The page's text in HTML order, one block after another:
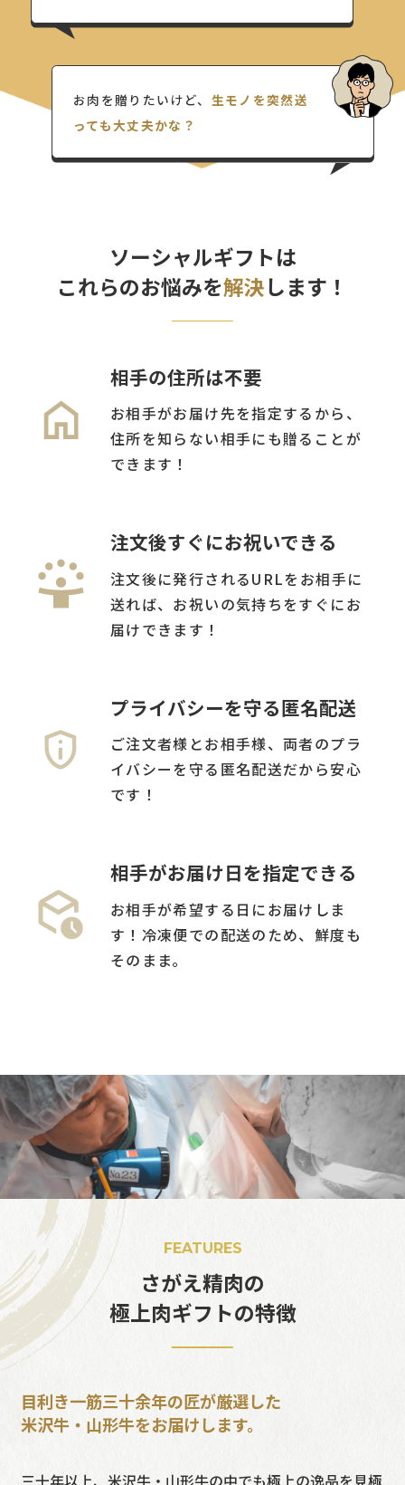
お肉を贈りたいけど、 生モノを突然送
っても大丈夫かな？
ソーシャルギフトは
これらのお悩みを解決します！
相手の住所は不要
お相手がお届け先を指定するから、
住所を知らない相手にも贈ることが
できます！
注文後すぐにお祝いできる
注文後に発行されるURLをお相手に
送れば、お祝いの気持ちをすぐにお
届けできます！
プライバシーを守る匿名配送
ご注文者様とお相手様、両者のプラ
イバシーを守る匿名配送だから安心
です！
相手がお届け日を指定できる
お相手が希望する日にお届けしま
す！冷凍便での配送のため、鮮度も
そのまま。
FEATURES
さがえ精肉の
極上肉ギフトの特徴
目利き一筋三十余年の匠が厳選した
米沢牛・山形牛をお届けします。